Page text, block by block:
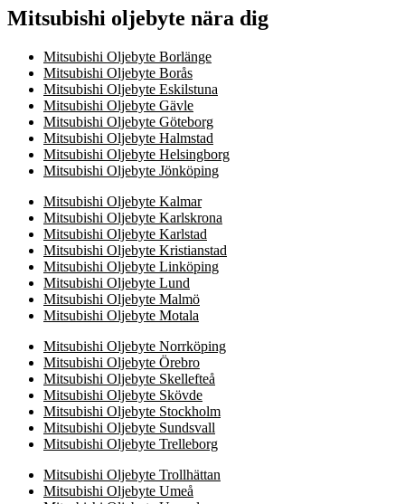
Mitsubishi oljebyte nära dig
Mitsubishi Oljebyte Borlänge
Mitsubishi Oljebyte Borås
Mitsubishi Oljebyte Eskilstuna
Mitsubishi Oljebyte Gävle
Mitsubishi Oljebyte Göteborg
Mitsubishi Oljebyte Halmstad
Mitsubishi Oljebyte Helsingborg
Mitsubishi Oljebyte Jönköping
Mitsubishi Oljebyte Kalmar
Mitsubishi Oljebyte Karlskrona
Mitsubishi Oljebyte Karlstad
Mitsubishi Oljebyte Kristianstad
Mitsubishi Oljebyte Linköping
Mitsubishi Oljebyte Lund
Mitsubishi Oljebyte Malmö
Mitsubishi Oljebyte Motala
Mitsubishi Oljebyte Norrköping
Mitsubishi Oljebyte Örebro
Mitsubishi Oljebyte Skellefteå
Mitsubishi Oljebyte Skövde
Mitsubishi Oljebyte Stockholm
Mitsubishi Oljebyte Sundsvall
Mitsubishi Oljebyte Trelleborg
Mitsubishi Oljebyte Trollhättan
Mitsubishi Oljebyte Umeå